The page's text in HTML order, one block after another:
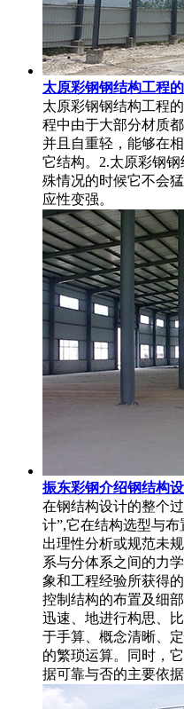
太原彩钢钢结构工程
太原彩钢钢结构工程
程中由于大部分材质
并且自重轻，能够在
它结构。2.太原彩钢
殊情况的时候它不会
应性变强。
振东彩钢介绍钢结构
在钢结构设计的整个
计”,它在结构选型与
出理性分析或规范未
系与分体系之间的力
象和工程经验所获得
控制结构的布置及细
迅速、地进行构思、
于手算、概念清晰、
的繁琐运算。同时，
据可靠与否的主要依据